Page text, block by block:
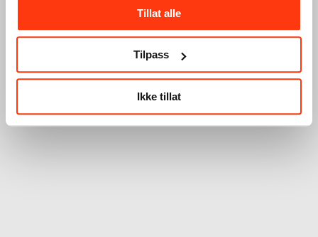
Tillat alle
Tilpass
Ikke tillat